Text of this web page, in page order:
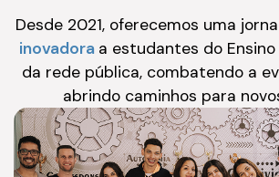
Desde 2021, oferecemos uma
inovadora a estudantes do
da rede pública, combatendo a
abrindo caminhos para